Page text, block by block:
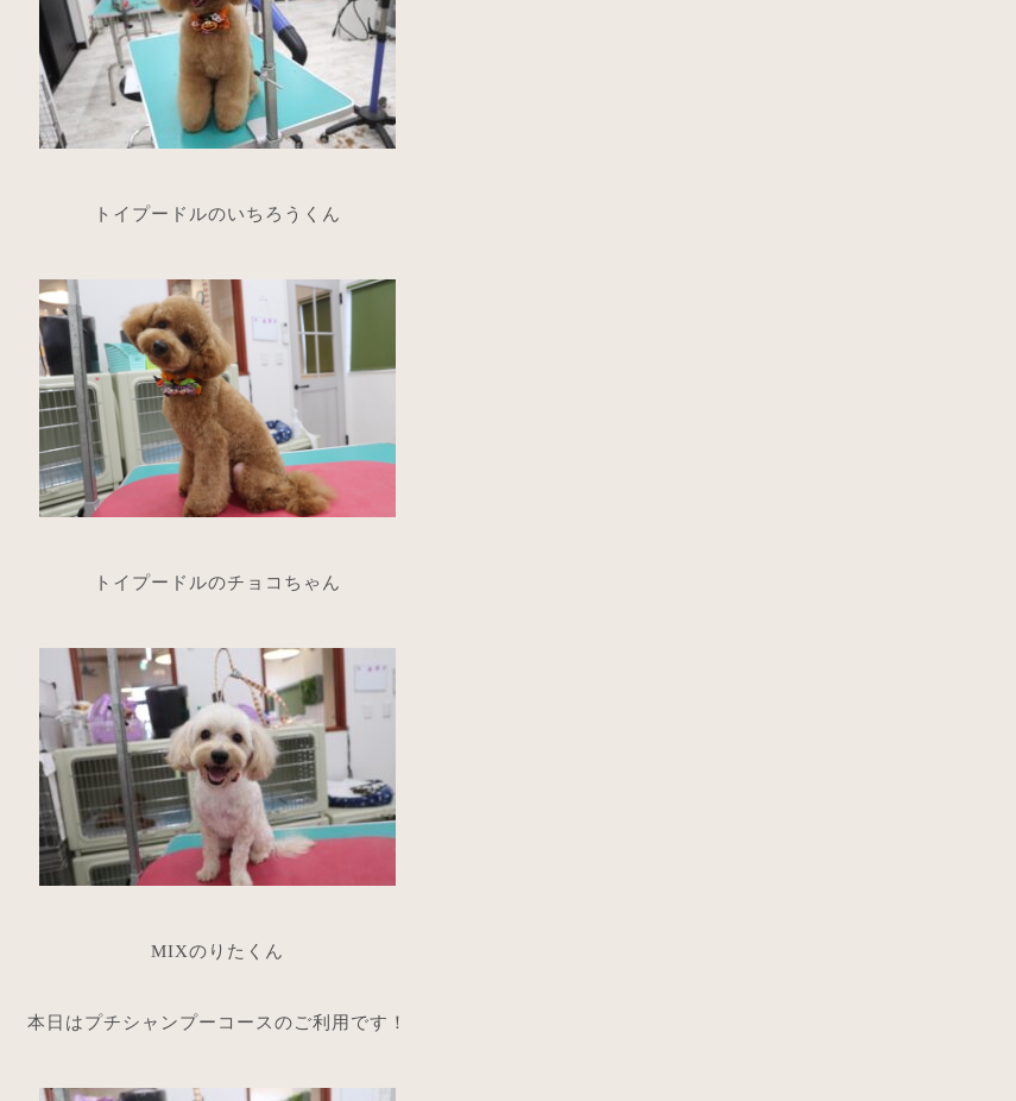
トイプードルのいちろうくん
トイプードルのチョコちゃん
MIXのりたくん
本日はプチシャンプーコースのご利用です！